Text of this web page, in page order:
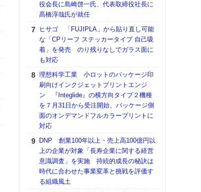
役会長に島崎啓一氏、代表取締役社長に
髙橋淳哉氏が就任
ヒサゴ 「FUJIPLA」から貼り直し可能
な「CPリーフ ステッカータイプ 自己吸
着」を発売 のり残りなしでガラス面に
も対応
理想科学工業 小ロットのパッケージ印
刷向けインクジェットプリントエンジ
ン 『Integlide』の横方向タイプ２機種
を７月31日から受注開始、パッケージ側
面のオンデマンドフルカラープリントに
対応
DNP 創業100年以上・売上高100億円以
上の企業が対象「長寿企業に関する経営
意識調査」を実施 持続的成長の秘訣は
時代に合わせた事業変革と挑戦を評価す
る組織風土